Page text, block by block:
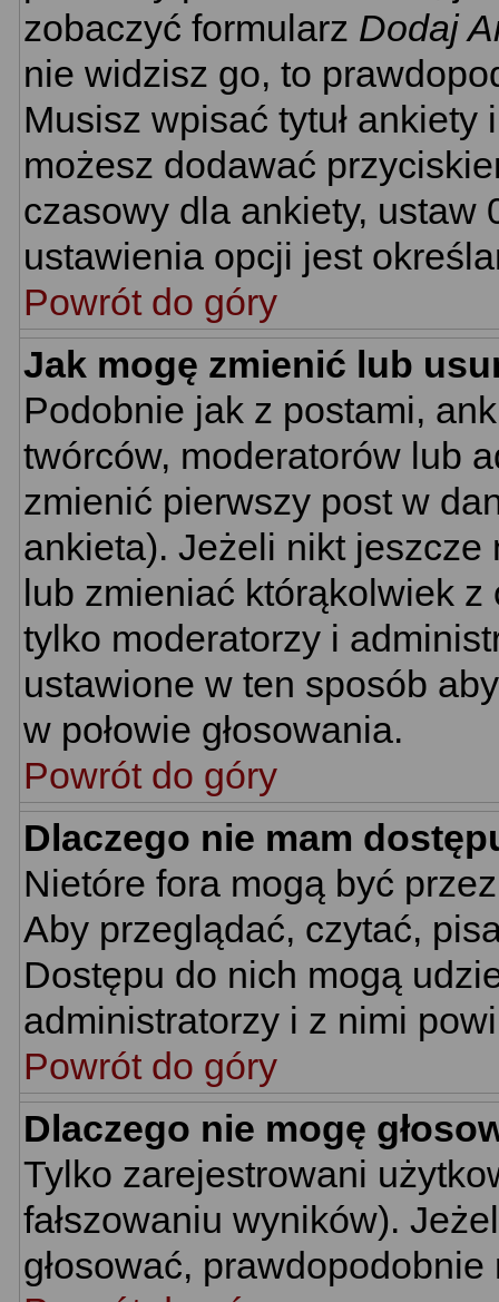
zobaczyć formularz Dodaj
nie widzisz go, to
Musisz wpisać tytuł
możesz dodawać
czasowy dla ankiety, ustaw
ustawienia opcji jest
Powrót do góry
Jak mogę zmienić lub
Podobnie jak z postami,
twórców, moderatorów lub
zmienić pierwszy post w
ankieta). Jeżeli nikt jeszcze
lub zmieniać którąkolwiek z
tylko moderatorzy i
ustawione w ten sposób
w połowie głosowania.
Powrót do góry
Dlaczego nie mam
Nietóre fora mogą być
Aby przeglądać, czytać,
Dostępu do nich mogą
administratorzy i z nimi
Powrót do góry
Dlaczego nie mogę
Tylko zarejestrowani
fałszowaniu wyników).
głosować,